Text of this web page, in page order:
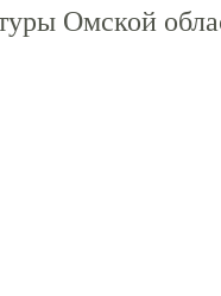
Омской